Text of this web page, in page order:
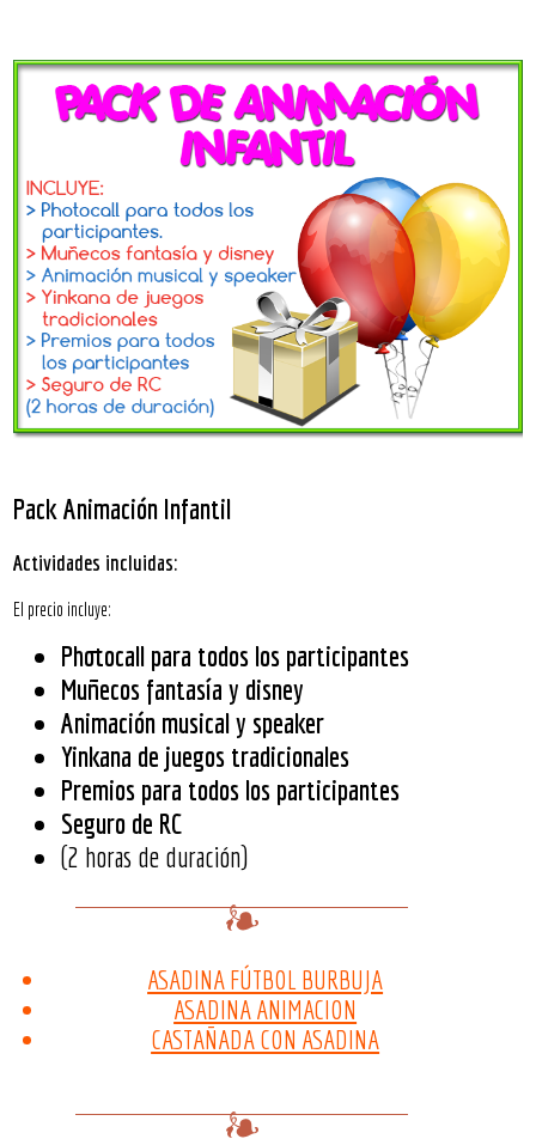
Pack Animación Infantil
Actividades incluidas:
El precio incluye:
Photocall para todos los participantes
Muñecos fantasía y disney
Animación musical y speaker
Yinkana de juegos tradicionales
Premios para todos los participantes
Seguro de RC
(2 horas de duración)
ASADINA FÚTBOL BURBUJA
ASADINA ANIMACION
CASTAÑADA CON ASADINA